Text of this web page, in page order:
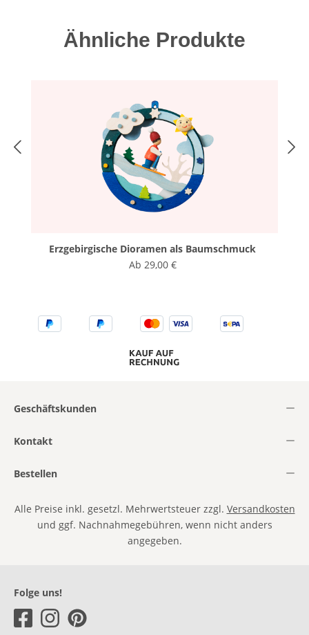
Produktgalerie überspringen
Ähnliche Produkte
Erzgebirgische Dioramen als Baumschmuck
Ab 29,00 €
Geschäftskunden
Kontakt
Bestellen
Alle Preise inkl. gesetzl. Mehrwertsteuer zzgl. Versandkosten
und ggf. Nachnahmegebühren, wenn nicht anders
angegeben.
Folge uns!